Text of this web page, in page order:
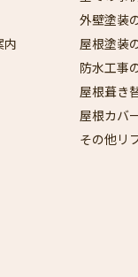
内
外壁塗装
屋根塗装
防水工事
屋根葺き
屋根カバ
その他リ